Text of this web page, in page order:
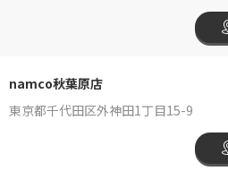
namco秋葉原店
東京都千代田区外神田1丁目15-9